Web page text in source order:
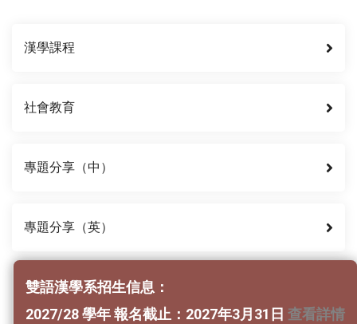
漢學課程
社會教育
專題分享（中）
專題分享（英）
蒙學課程
雙語漢學系招生信息：
2027/28 學年 報名截止：2027年3月31日 查看詳情